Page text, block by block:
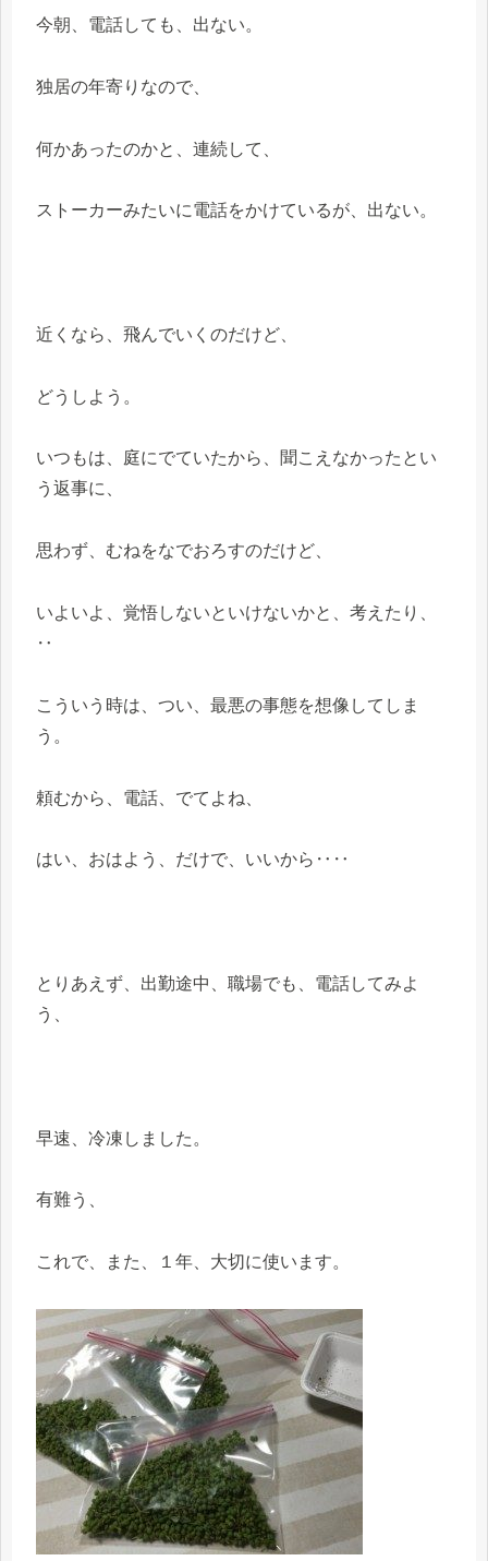
今朝、電話しても、出ない。
独居の年寄りなので、
何かあったのかと、連続して、
ストーカーみたいに電話をかけているが、出ない。
近くなら、飛んでいくのだけど、
どうしよう。
いつもは、庭にでていたから、聞こえなかったとい
う返事に、
思わず、むねをなでおろすのだけど、
いよいよ、覚悟しないといけないかと、考えたり、
‥
こういう時は、つい、最悪の事態を想像してしま
う。
頼むから、電話、でてよね、
はい、おはよう、だけで、いいから‥‥
とりあえず、出勤途中、職場でも、電話してみよ
う、
早速、冷凍しました。
有難う、
これで、また、１年、大切に使います。